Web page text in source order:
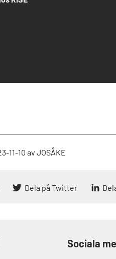
11-10 av JOSÅKE
Dela på Twitter
Sociala